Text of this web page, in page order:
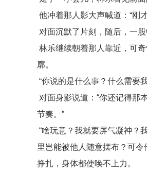
他冲着那人影大声喊道：“刚
对面沉默了片刻，随后，一
林乐继续朝着那人靠近，可
廓。
“你说的是什么事？什么需要
对面身影说道：“你还记得那
节奏。”
“啥玩意？我就要屏气凝神？
里岂能被他人随意摆布？可
挣扎，身体都使唤不上力。